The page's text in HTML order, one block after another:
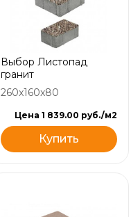
Выбор Листопад
гранит
260x160x80
Цена 1 839.00 руб./м2
Купить